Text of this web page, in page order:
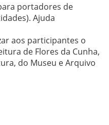
portadores de
Ajuda
aos participantes o
de Flores da Cunha,
do Museu e Arquivo